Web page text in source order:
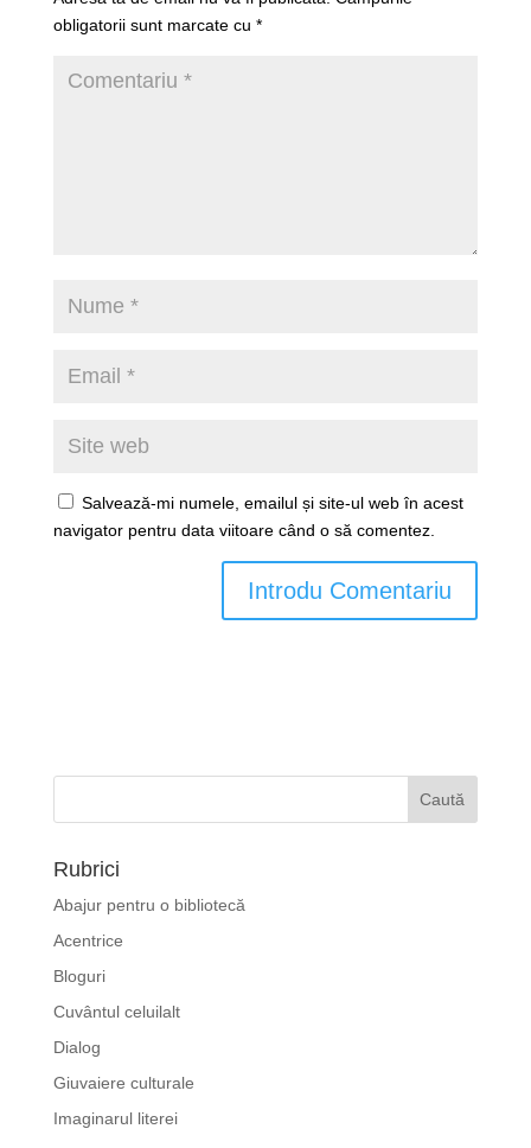
obligatorii sunt marcate cu *
Salvează-mi numele, emailul și site-ul web în acest
navigator pentru data viitoare când o să comentez.
Rubrici
Abajur pentru o bibliotecă
Acentrice
Bloguri
Cuvântul celuilalt
Dialog
Giuvaiere culturale
Imaginarul literei